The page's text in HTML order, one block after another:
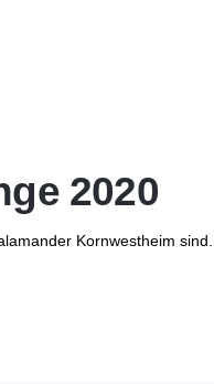
2020
Kornwestheim sind...